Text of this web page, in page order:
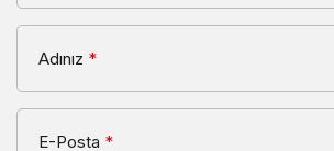
Adınız *
E-Posta *